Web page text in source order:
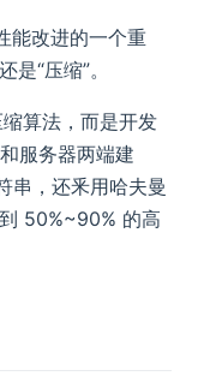
能改进的一个重
“压缩”。
算法，而是开发
服务器两端建
串，还釆用哈夫曼
50%~90% 的高